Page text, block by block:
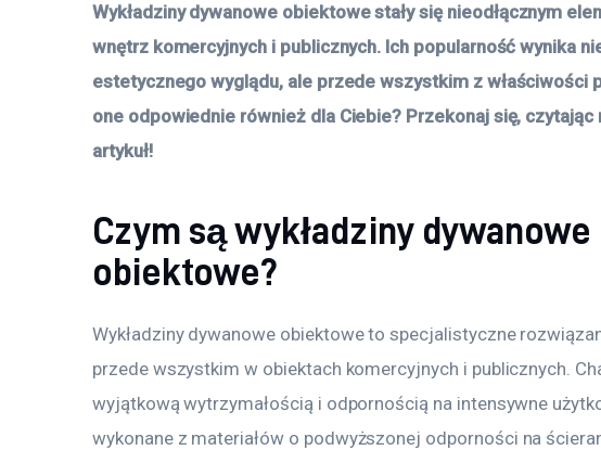
Wykładziny dywanowe obiektowe stały się nieodłącznym
wnętrz komercyjnych i publicznych. Ich popularność wynika
estetycznego wyglądu, ale przede wszystkim z właściwości
one odpowiednie również dla Ciebie? Przekonaj się, czytając
artykuł!
Czym są wykładziny dywanowe
obiektowe?
Wykładziny dywanowe obiektowe to specjalistyczne
przede wszystkim w obiektach komercyjnych i publicznych.
wyjątkową wytrzymałością i odpornością na intensywne
wykonane z materiałów o podwyższonej odporności na